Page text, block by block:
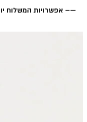
—– אפשרויות המשלוח